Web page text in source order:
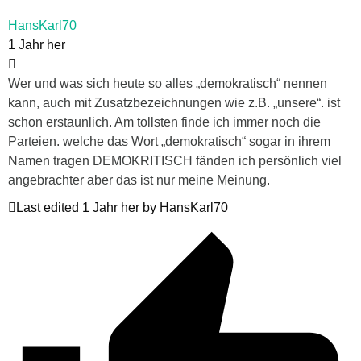
HansKarl70
1 Jahr her
Wer und was sich heute so alles „demokratisch“ nennen
kann, auch mit Zusatzbezeichnungen wie z.B. „unsere“. ist
schon erstaunlich. Am tollsten finde ich immer noch die
Parteien. welche das Wort „demokratisch“ sogar in ihrem
Namen tragen DEMOKRITISCH fänden ich persönlich viel
angebrachter aber das ist nur meine Meinung.
Last edited 1 Jahr her by HansKarl70